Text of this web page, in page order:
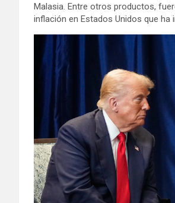
Malasia. Entre otros productos,
inflación en Estados Unidos que